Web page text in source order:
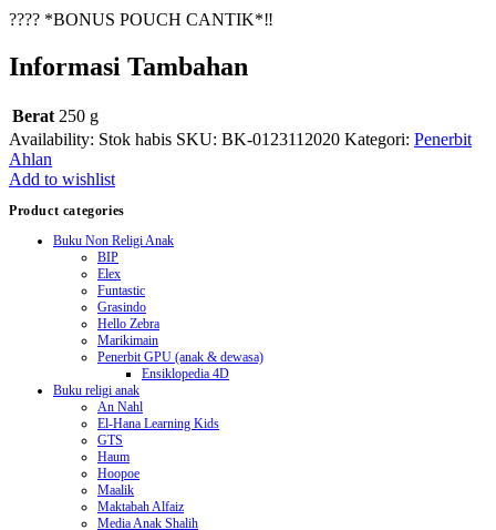
???? *BONUS POUCH CANTIK*‼️
Informasi Tambahan
Berat 250 g
Availability: Stok habis SKU: BK-0123112020 Kategori: Penerbit
Ahlan
Add to wishlist
Product categories
Buku Non Religi Anak
BIP
Elex
Funtastic
Grasindo
Hello Zebra
Marikimain
Penerbit GPU (anak & dewasa)
Ensiklopedia 4D
Buku religi anak
An Nahl
El-Hana Learning Kids
GTS
Haum
Hoopoe
Maalik
Maktabah Alfaiz
Media Anak Shalih